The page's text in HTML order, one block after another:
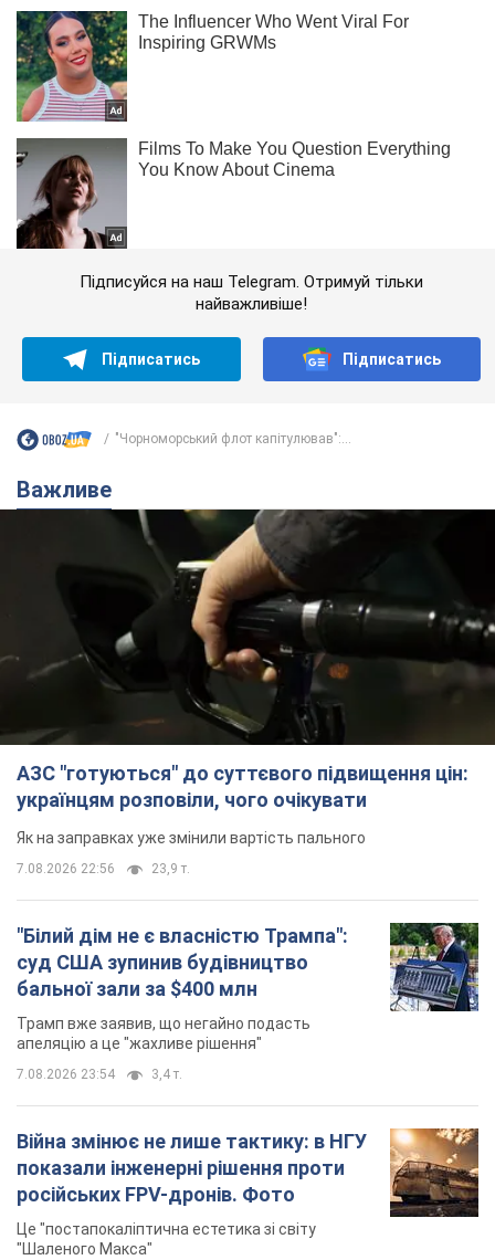
Підписуйся на наш Telegram. Отримуй тільки
найважливіше!
Підписатись Підписатись
"Чорноморський флот капітулював":...
Важливе
АЗС "готуються" до суттєвого підвищення цін:
українцям розповіли, чого очікувати
Як на заправках уже змінили вартість пального
7.08.2026 22:56 23,9 т.
"Білий дім не є власністю Трампа":
суд США зупинив будівництво
бальної зали за $400 млн
Трамп вже заявив, що негайно подасть
апеляцію а це "жахливе рішення"
7.08.2026 23:54 3,4 т.
Війна змінює не лише тактику: в НГУ
показали інженерні рішення проти
російських FPV-дронів. Фото
Це "постапокаліптична естетика зі світу
"Шаленого Макса"